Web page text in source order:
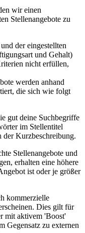
wir einen
Stellenangebote zu
der eingestellten
und Gehalt)
nicht erfüllen,
werden anhand
die sich wie folgt
gut deine Suchbegriffe
im Stellentitel
der Kurzbeschreibung.
Stellenangebote und
erhalten eine höhere
ist oder je größer
kommerzielle
Dies gilt für
mit aktivem 'Boost'
Gegensatz zu externen